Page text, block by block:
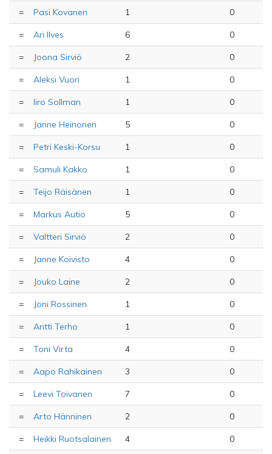
= Pasi Kovanen 1 0
= Ari Ilves 6 0
= Joona Sirviö 2 0
= Aleksi Vuori 1 0
= Iiro Sollman 1 0
= Janne Heinonen 5 0
= Petri Keski-Korsu 1 0
= Samuli Kakko 1 0
= Teijo Räisänen 1 0
= Markus Autio 5 0
= Valtteri Sirviö 2 0
= Janne Koivisto 4 0
= Jouko Laine 2 0
= Joni Rossinen 1 0
= Antti Terho 1 0
= Toni Virta 4 0
= Aapo Rahikainen 3 0
= Leevi Toivanen 7 0
= Arto Hänninen 2 0
= Heikki Ruotsalainen 4 0